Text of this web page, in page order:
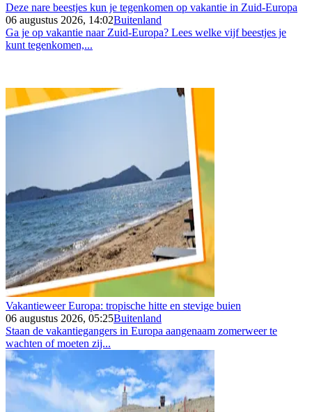
Deze nare beestjes kun je tegenkomen op vakantie in Zuid-Europa
06 augustus 2026, 14:02Buitenland
Ga je op vakantie naar Zuid-Europa? Lees welke vijf beestjes je
kunt tegenkomen,...
Vakantieweer Europa: tropische hitte en stevige buien
06 augustus 2026, 05:25Buitenland
Staan de vakantiegangers in Europa aangenaam zomerweer te
wachten of moeten zij...